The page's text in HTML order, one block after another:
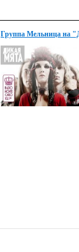
Группа Мельница на